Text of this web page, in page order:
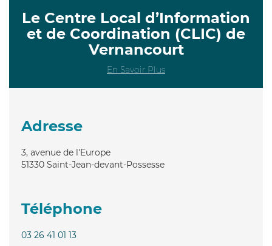
Le Centre Local d’Information
et de Coordination (CLIC) de
Vernancourt
En Savoir Plus
Adresse
3, avenue de l'Europe
51330 Saint-Jean-devant-Possesse
Téléphone
03 26 41 01 13